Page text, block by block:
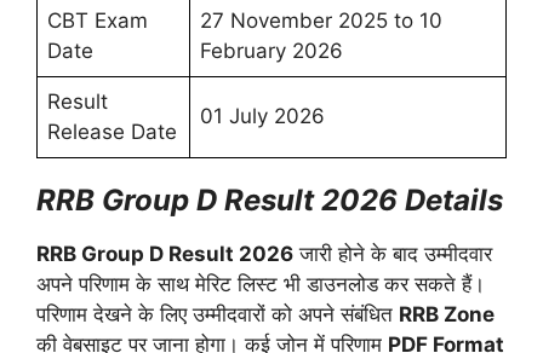
CBT Exam
Date
27 November 2025 to 10
February 2026
Result
Release Date
01 July 2026
RRB Group D Result 2026 Details
RRB Group D Result 2026 जारी होने के बाद उम्मीदवार
अपने परिणाम के साथ मेरिट लिस्ट भी डाउनलोड कर सकते हैं।
परिणाम देखने के लिए उम्मीदवारों को अपने संबंधित RRB Zone
की वेबसाइट पर जाना होगा। कई जोन में परिणाम PDF Format